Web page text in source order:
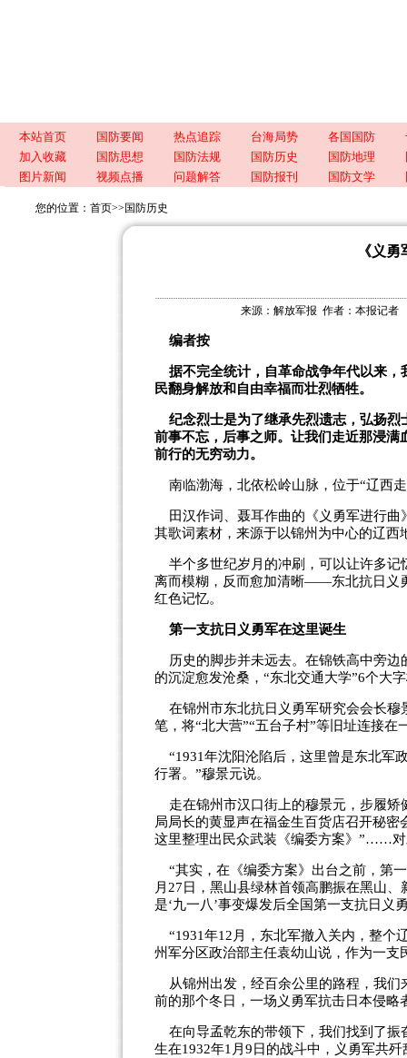
本站首页 国防要闻 热点追踪 台海局势 各国国防
加入收藏
国防思想 国防法规 国防历史 国防地理
图片新闻
视频点播 问题解答 国防报刊 国防文学
您的位置： 首页>> 国防历史
《义
来源：解放军报 作者：本报记
编者按
据不完全统计，自革命战争年代以来，
民翻身解放和自由幸福而壮烈牺牲。
纪念烈士是为了继承先烈遗志，弘扬烈
前事不忘，后事之师。让我们走近那浸
前行的无穷动力。
南临渤海，北依松岭山脉，位于“辽西
田汉作词、聂耳作曲的《义勇军进行曲
其歌词素材，来源于以锦州为中心的辽
半个多世纪岁月的冲刷，可以让许多记
离而模糊，反而愈加清晰——东北抗日义
红色记忆。
第一支抗日义勇军在这里诞生
历史的脚步并未远去。在锦铁高中旁边
的沉淀愈发沧桑，“东北交通大学”6个大
在锦州市东北抗日义勇军研究会会长穆
笔，将“北大营”“五台子村”等旧址连接
“1931年沈阳沦陷后，这里曾是东北军
行署。”穆景元说。
走在锦州市汉口街上的穆景元，步履矫
局局长的黄显声在福金生百货店召开秘
这里整理出民众武装《编委方案》”……
“其实，在《编委方案》出台之前，第
月27日，黑山县绿林首领高鹏振在黑山
是‘九一八’事变爆发后全国第一支抗日义
“1931年12月，东北军撤入关内，整个
州军分区政治部主任袁幼山说，作为一
从锦州出发，经百余公里的路程，我
前的那个冬日，一场义勇军抗击日本侵略
在向导孟乾东的带领下，我们找到了振
生在1932年1月9日的战斗中，义勇军共